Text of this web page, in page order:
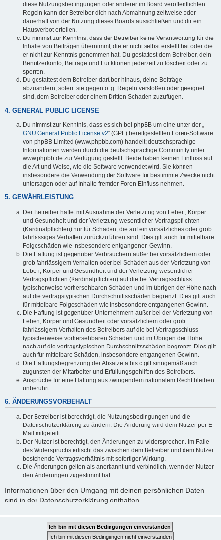
diese Nutzungsbedingungen oder anderer im Board veröffentlichten
Regeln kann der Betreiber dich nach Abmahnung zeitweise oder
dauerhaft von der Nutzung dieses Boards ausschließen und dir ein
Hausverbot erteilen.
Du nimmst zur Kenntnis, dass der Betreiber keine Verantwortung für die
Inhalte von Beiträgen übernimmt, die er nicht selbst erstellt hat oder die
er nicht zur Kenntnis genommen hat. Du gestattest dem Betreiber, dein
Benutzerkonto, Beiträge und Funktionen jederzeit zu löschen oder zu
sperren.
Du gestattest dem Betreiber darüber hinaus, deine Beiträge
abzuändern, sofern sie gegen o. g. Regeln verstoßen oder geeignet
sind, dem Betreiber oder einem Dritten Schaden zuzufügen.
4. GENERAL PUBLIC LICENSE
Du nimmst zur Kenntnis, dass es sich bei phpBB um eine unter der „
GNU General Public License v2“ (GPL) bereitgestellten Foren-Software
von phpBB Limited (www.phpbb.com) handelt; deutschsprachige
Informationen werden durch die deutschsprachige Community unter
www.phpbb.de zur Verfügung gestellt. Beide haben keinen Einfluss auf
die Art und Weise, wie die Software verwendet wird. Sie können
insbesondere die Verwendung der Software für bestimmte Zwecke nicht
untersagen oder auf Inhalte fremder Foren Einfluss nehmen.
5. GEWÄHRLEISTUNG
Der Betreiber haftet mit Ausnahme der Verletzung von Leben, Körper
und Gesundheit und der Verletzung wesentlicher Vertragspflichten
(Kardinalpflichten) nur für Schäden, die auf ein vorsätzliches oder grob
fahrlässiges Verhalten zurückzuführen sind. Dies gilt auch für mittelbare
Folgeschäden wie insbesondere entgangenen Gewinn.
Die Haftung ist gegenüber Verbrauchern außer bei vorsätzlichem oder
grob fahrlässigem Verhalten oder bei Schäden aus der Verletzung von
Leben, Körper und Gesundheit und der Verletzung wesentlicher
Vertragspflichten (Kardinalpflichten) auf die bei Vertragsschluss
typischerweise vorhersehbaren Schäden und im übrigen der Höhe nach
auf die vertragstypischen Durchschnittsschäden begrenzt. Dies gilt auch
für mittelbare Folgeschäden wie insbesondere entgangenen Gewinn.
Die Haftung ist gegenüber Unternehmern außer bei der Verletzung von
Leben, Körper und Gesundheit oder vorsätzlichem oder grob
fahrlässigem Verhalten des Betreibers auf die bei Vertragsschluss
typischerweise vorhersehbaren Schäden und im Übrigen der Höhe
nach auf die vertragstypischen Durchschnittsschäden begrenzt. Dies gilt
auch für mittelbare Schäden, insbesondere entgangenen Gewinn.
Die Haftungsbegrenzung der Absätze a bis c gilt sinngemäß auch
zugunsten der Mitarbeiter und Erfüllungsgehilfen des Betreibers.
Ansprüche für eine Haftung aus zwingendem nationalem Recht bleiben
unberührt.
6. ÄNDERUNGSVORBEHALT
Der Betreiber ist berechtigt, die Nutzungsbedingungen und die
Datenschutzerklärung zu ändern. Die Änderung wird dem Nutzer per E-
Mail mitgeteilt.
Der Nutzer ist berechtigt, den Änderungen zu widersprechen. Im Falle
des Widerspruchs erlischt das zwischen dem Betreiber und dem Nutzer
bestehende Vertragsverhältnis mit sofortiger Wirkung.
Die Änderungen gelten als anerkannt und verbindlich, wenn der Nutzer
den Änderungen zugestimmt hat.
Informationen über den Umgang mit deinen persönlichen Daten
sind in der Datenschutzerklärung enthalten.